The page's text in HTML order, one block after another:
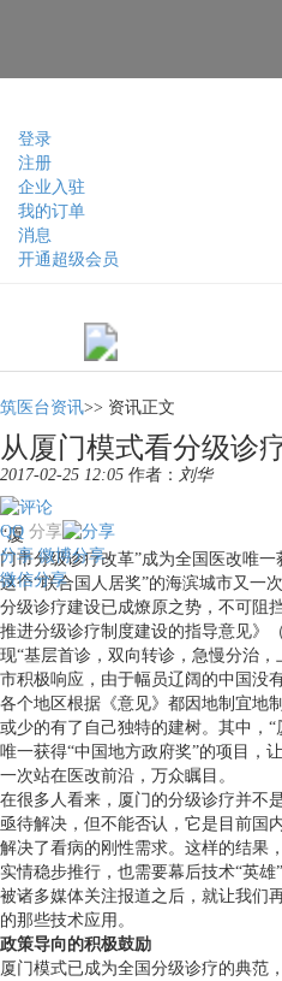
登录
注册
企业入驻
我的订单
消息
开通超级会员
筑医台资讯>> 资讯正文
从厦门模式看分级诊
2017-02-25 12:05 作者： 刘华
分享
QQ
分享 微博分享
微信分享
“厦
门市分级诊疗改革”成为全国医改唯
这个“联合国人居奖”的海滨城市又一
分级诊疗建设已成燎原之势，不可阻
推进分级诊疗制度建设的指导意见》
现“基层首诊，双向转诊，急慢分治
市积极响应，由于幅员辽阔的中国没
各个地区根据《意见》都因地制宜地
或少的有了自己独特的建树。其中，
唯一获得“中国地方政府奖”的项目，
一次站在医改前沿，万众瞩目。
在很多人看来，厦门的分级诊疗并不
亟待解决，但不能否认，它是目前国
解决了看病的刚性需求。这样的结果
实情稳步推行，也需要幕后技术“英
被诸多媒体关注报道之后，就让我们
的那些技术应用。
政策导向的积极鼓励
厦门模式已成为全国分级诊疗的典范